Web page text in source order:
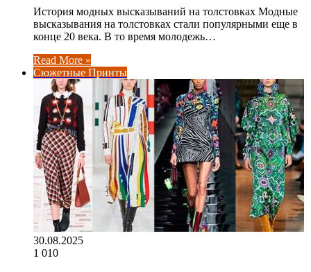
История модных высказываний на толстовках Модные
высказывания на толстовках стали популярными еще в
конце 20 века. В то время молодежь…
Read More »
Сюжетные Принты
30.08.2025
1 010